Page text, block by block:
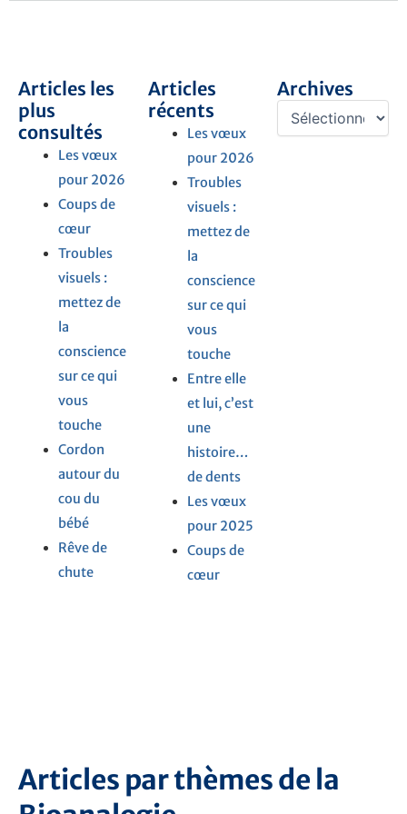
Articles les
plus
consultés
Les vœux
pour 2026
Coups de
cœur
Troubles
visuels :
mettez de
la
conscience
sur ce qui
vous
touche
Cordon
autour du
cou du
bébé
Rêve de
chute
Archives
Archives
Articles
récents
Les vœux
pour 2026
Troubles
visuels :
mettez de
la
conscience
sur ce qui
vous
touche
Entre elle
et lui, c’est
une
histoire…
de dents
Les vœux
pour 2025
Coups de
cœur
Articles par thèmes de la